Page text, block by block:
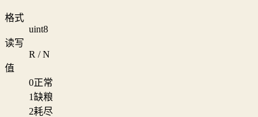
格式
uint8
读写
R / N
值
0正常
1缺粮
2耗尽